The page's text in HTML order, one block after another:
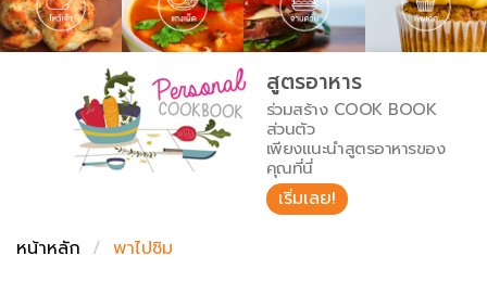
เคล็ดลับน่ารู้
เปรียบเทียบหน่วยการตวง
เปรียบเทียบอุณหภูมิ
เปรียบเทียบน้ำหนักวัตถุดิบ
FoodPedia
สร้าง Cookbook
สูตรอาหาร
ร่วมสร้าง COOK BOOK
ส่วนตัว
เพียงแนะนำสูตรอาหารของ
คุณที่นี่
เริ่มเลย!
หน้าหลัก
พาไปชิม